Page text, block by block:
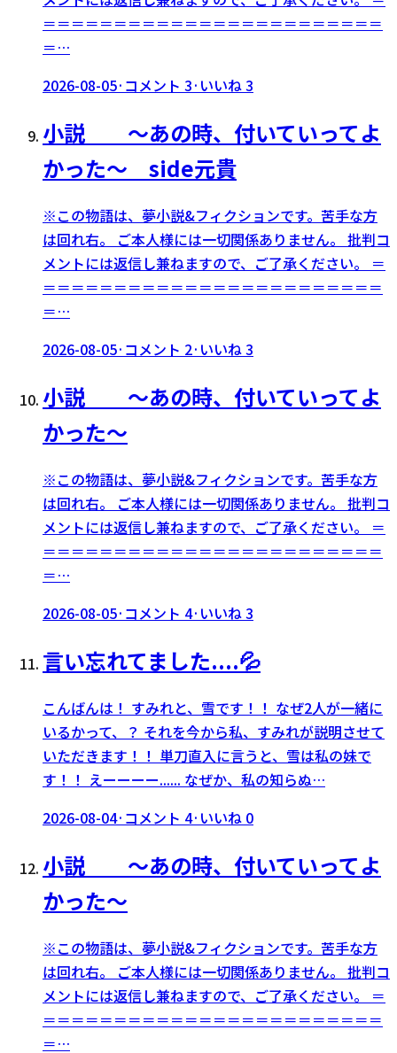
＝＝＝＝＝＝＝＝＝＝＝＝＝＝＝＝＝＝＝＝＝＝＝＝
＝…
2026-08-05· コメント 3· いいね3
小説 〜あの時、付いていってよ
かった〜 side元貴
※この物語は、夢小説&フィクションです。苦手な方
は回れ右。 ご本人様には一切関係ありません。 批判コ
メントには返信し兼ねますので、ご了承ください。 ＝
＝＝＝＝＝＝＝＝＝＝＝＝＝＝＝＝＝＝＝＝＝＝＝＝
＝…
2026-08-05· コメント 2· いいね3
小説 〜あの時、付いていってよ
かった〜
※この物語は、夢小説&フィクションです。苦手な方
は回れ右。 ご本人様には一切関係ありません。 批判コ
メントには返信し兼ねますので、ご了承ください。 ＝
＝＝＝＝＝＝＝＝＝＝＝＝＝＝＝＝＝＝＝＝＝＝＝＝
＝…
2026-08-05· コメント 4· いいね3
言い忘れてました....💦
こんばんは！ すみれと、雪です！！ なぜ2人が一緒に
いるかって、？ それを今から私、すみれが説明させて
いただきます！！ 単刀直入に言うと、雪は私の妹で
す！！ えーーーー...... なぜか、私の知らぬ…
2026-08-04· コメント 4· いいね 0
小説 〜あの時、付いていってよ
かった〜
※この物語は、夢小説&フィクションです。苦手な方
は回れ右。 ご本人様には一切関係ありません。 批判コ
メントには返信し兼ねますので、ご了承ください。 ＝
＝＝＝＝＝＝＝＝＝＝＝＝＝＝＝＝＝＝＝＝＝＝＝＝
＝…